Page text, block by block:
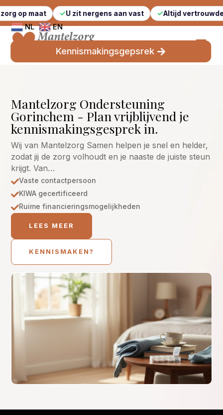
U zit nergens aan vast Altijd vertrouwde gezichten
NL EN
Kennismakingsgepsrek
Mantelzorg Ondersteuning
Gorinchem - Plan vrijblijvend je
kennismakingsgesprek in.
Wij van Mantelzorg Samen helpen je snel en helder,
zodat jij de zorg volhoudt en je naaste de juiste steun
krijgt. Van…
Vaste contactpersoon
KIWA gecertificeerd
Ruime financieringsmogelijkheden
LEES MEER
KENNISMAKEN?